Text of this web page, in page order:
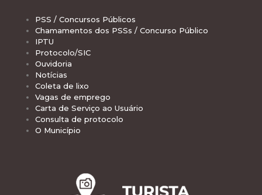
PSS / Concursos Públicos
Chamamentos dos PSSs / Concurso Público
IPTU
Protocolo/SIC
Ouvidoria
Notícias
Coleta de lixo
Vagas de emprego
Carta de Serviço ao Usuário
Consulta de protocolo
O Município